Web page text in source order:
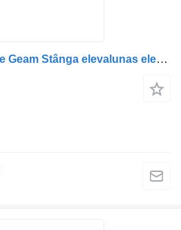
Mecanism Regulator de Geam Stânga elevalunas electrico para MAN – Coduri: 81626456035, 81626456053, 81626456029, 81626456027 camión